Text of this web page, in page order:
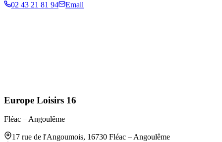
02 43 21 81 94
Email
Europe Loisirs 16
Fléac – Angoulême
17 rue de l'Angoumois, 16730 Fléac – Angoulême